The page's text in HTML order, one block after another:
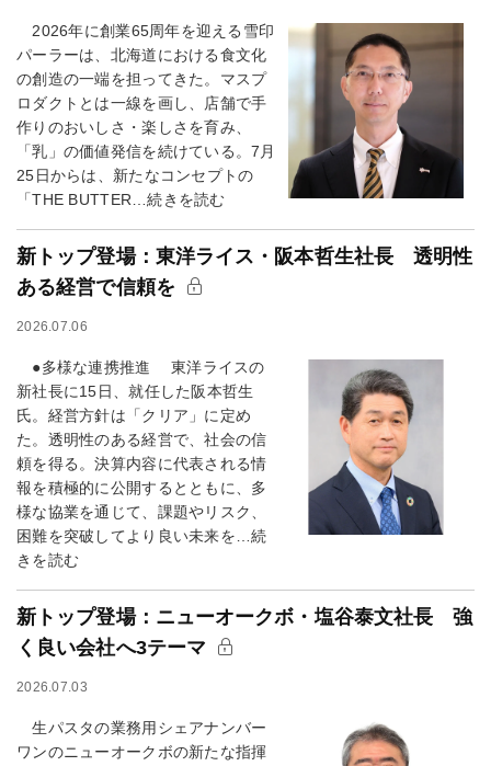
2026年に創業65周年を迎える雪印
パーラーは、北海道における食文化
の創造の一端を担ってきた。マスプ
ロダクトとは一線を画し、店舗で手
作りのおいしさ・楽しさを育み、
「乳」の価値発信を続けている。7月
25日からは、新たなコンセプトの
「THE BUTTER…続きを読む
新トップ登場：東洋ライス・阪本哲生社長 透明性
ある経営で信頼を
2026.07.06
●多様な連携推進 東洋ライスの
新社長に15日、就任した阪本哲生
氏。経営方針は「クリア」に定め
た。透明性のある経営で、社会の信
頼を得る。決算内容に代表される情
報を積極的に公開するとともに、多
様な協業を通じて、課題やリスク、
困難を突破してより良い未来を…続
きを読む
新トップ登場：ニューオークボ・塩谷泰文社長 強
く良い会社へ3テーマ
2026.07.03
生パスタの業務用シェアナンバー
ワンのニューオークボの新たな指揮